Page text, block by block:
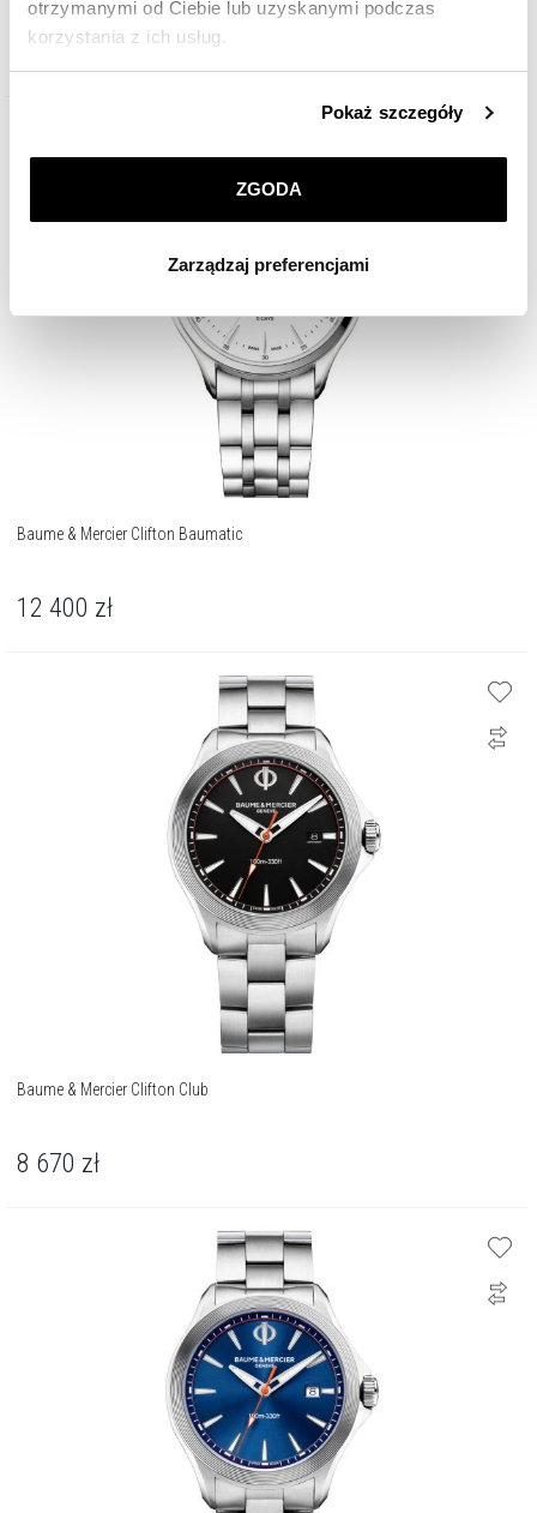
otrzymanymi od Ciebie lub uzyskanymi podczas
korzystania z ich usług.
przez nas plików cookie znajdziesz wPolityce
korzystamy. Możesz również wybrać jaki rodzaj plików
Zarządzaj preferencjami
. W każdej chwili możesz
dokonać zmiany wybranych przez Ciebie plików cookie.
Pokaż szczegóły
ZGODA
Zarządzaj preferencjami
11 320 zł
Baume & Mercier Clifton Baumatic
12 400 zł
Baume & Mercier Clifton Club
8 670 zł